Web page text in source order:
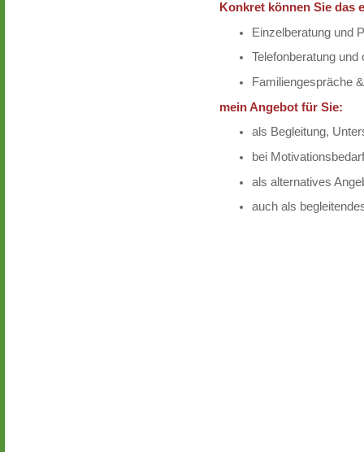
Konkret können Sie das
Einzelberatung und
Telefonberatung und
Familiengespräche
mein Angebot für Sie:
als Begleitung,
bei Motivationsbedarf
als alternatives
auch als